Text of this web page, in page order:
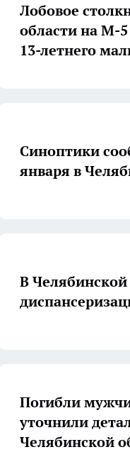
Лобовое
области на М-
13-летнего
Синоптики
января в
В Челябинской
Погибли
уточнили
Челябинской